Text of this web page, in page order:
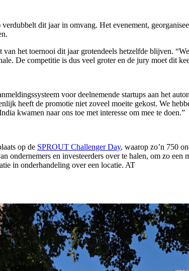
dit jaar in omvang. Het evenement,
het toernooi dit jaar grotendeels hetzelfde blijven.
De competitie is dus veel groter en de jury moet dit
voor deelnemende startups aan het
heeft de promotie niet zoveel moeite gekost. We
kwamen naar ons toe met interesse om mee te doen.”
op de SPROUT Challenger Day, waarop zo’n 750
ondernemers en investeerders over te halen, om zo
in onderhandeling over een locatie. AT